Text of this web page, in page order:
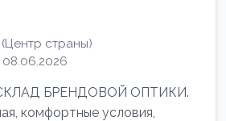
страны)
СКЛАД БРЕНДОВОЙ ОПТИКИ.
комфортные условия,